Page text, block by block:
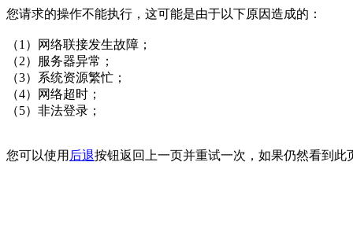
您请求的操作不能执行，这可能是由于以下原因造成的：
（1）网络联接发生故障；
（2）服务器异常；
（3）系统资源繁忙；
（4）网络超时；
（5）非法登录；
您可以使用 后退按钮返回上一页并重试一次，如果仍然看到此